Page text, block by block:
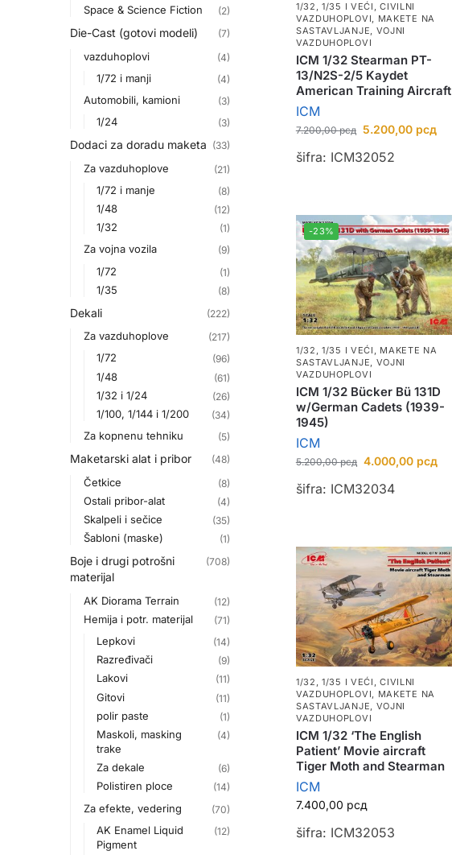
1/32, 1/35 I VEĆI ,CIVILNI
VAZDUHOPLOVI, MAKETE NA
SASTAVLJANJE, VOJNI
VAZDUHOPLOVI
ICM 1/32 Stearman PT-
13/N2S-2/5 Kaydet
American Training Aircraft
ICM
7.200,00рсд 5.200,00 рсд
šifra: ICM32052
-23%
1/32, 1/35 I VEĆI , MAKETE NA
SASTAVLJANJE, VOJNI
VAZDUHOPLOVI
ICM 1/32 Bücker Bü 131D
w/German Cadets (1939-
1945)
ICM
5.200,00рсд 4.000,00 рсд
šifra: ICM32034
1/32, 1/35 I VEĆI ,CIVILNI
VAZDUHOPLOVI, MAKETE NA
SASTAVLJANJE, VOJNI
VAZDUHOPLOVI
ICM 1/32 ‘The English
Patient’ Movie aircraft
Tiger Moth and Stearman
ICM
7.400,00 рсд
šifra: ICM32053
Space & Science Fiction (2)
Die-Cast (gotovi modeli) (7)
vazduhoplovi (4)
1/72 i manji (4)
Automobili, kamioni (3)
1/24 (3)
Dodaci za doradu maketa (33)
Za vazduhoplove (21)
1/72 i manje (8)
1/48 (12)
1/32 (1)
Za vojna vozila (9)
1/72 (1)
1/35 (8)
Dekali (222)
Za vazduhoplove (217)
1/72 (96)
1/48 (61)
1/32 i 1/24 (26)
1/100, 1/144 i 1/200 (34)
Za kopnenu tehniku (5)
Maketarski alat i pribor (48)
Četkice (8)
Ostali pribor-alat (4)
Skalpeli i sečice (35)
Šabloni (maske) (1)
Boje i drugi potrošni
materijal
(708)
AK Diorama Terrain (12)
Hemija i potr. materijal (71)
Lepkovi (14)
Razređivači (9)
Lakovi (11)
Gitovi (11)
polir paste (1)
Maskoli, masking
trake
(4)
Za dekale (6)
Polistiren ploce (14)
Za efekte, vedering (70)
AK Enamel Liquid
Pigment
(12)